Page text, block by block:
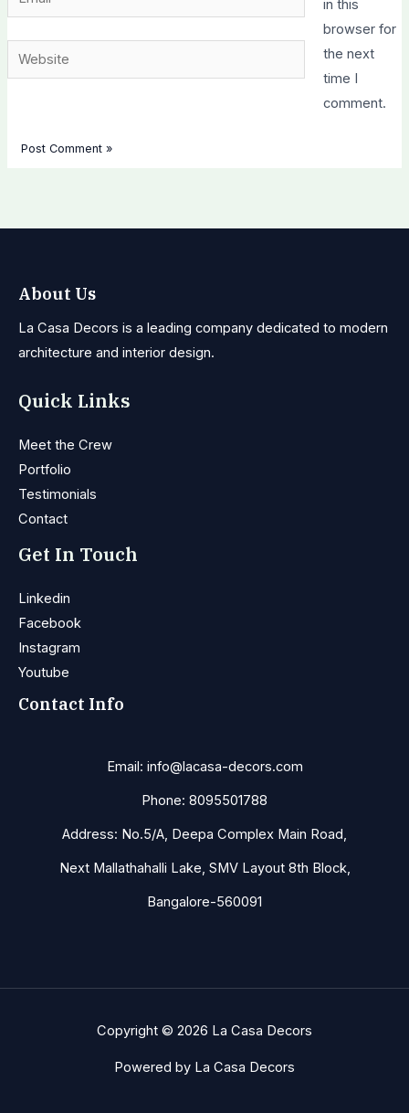
Website
in this
browser for
the next
time I
comment.
About Us
La Casa Decors is a leading company dedicated to modern
architecture and interior design.
Quick Links
Meet the Crew
Portfolio
Testimonials
Contact
Get In Touch
Linkedin
Facebook
Instagram
Youtube
Contact Info
Email: info@lacasa-decors.com
Phone: 8095501788
Address: No.5/A, Deepa Complex Main Road,
Next Mallathahalli Lake, SMV Layout 8th Block,
Bangalore-560091
Copyright © 2026 La Casa Decors
Powered by La Casa Decors